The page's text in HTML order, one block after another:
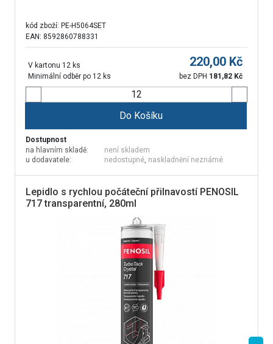
kód zboží: PE-H5064SET
EAN: 8592860788331
V kartonu 12 ks
Minimální odběr po 12 ks
220,00 Kč
bez DPH 181,82 Kč
Do Košíku
Dostupnost
na hlavním skladě:
není skladem
u dodavatele:
nedostupné, naskladnění neznámé
Lepidlo s rychlou počáteční přilnavostí PENOSIL
717 transparentní, 280ml